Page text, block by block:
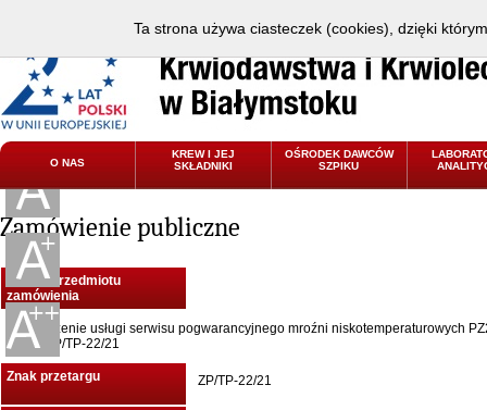
O NAS
KREW I JEJ
SKŁADNIKI
OŚRODEK DAWCÓW
SZPIKU
Zamówienie publiczne
Nazwa przedmiotu
zamówienia
Świadczenie usługi serwisu pogwarancyjnego mroźni niskotemperaturowych
PZ23 ZP/TP-22/21
Znak przetargu ZP/TP-22/21
Ta strona używa ciasteczek (cookies), dzięki